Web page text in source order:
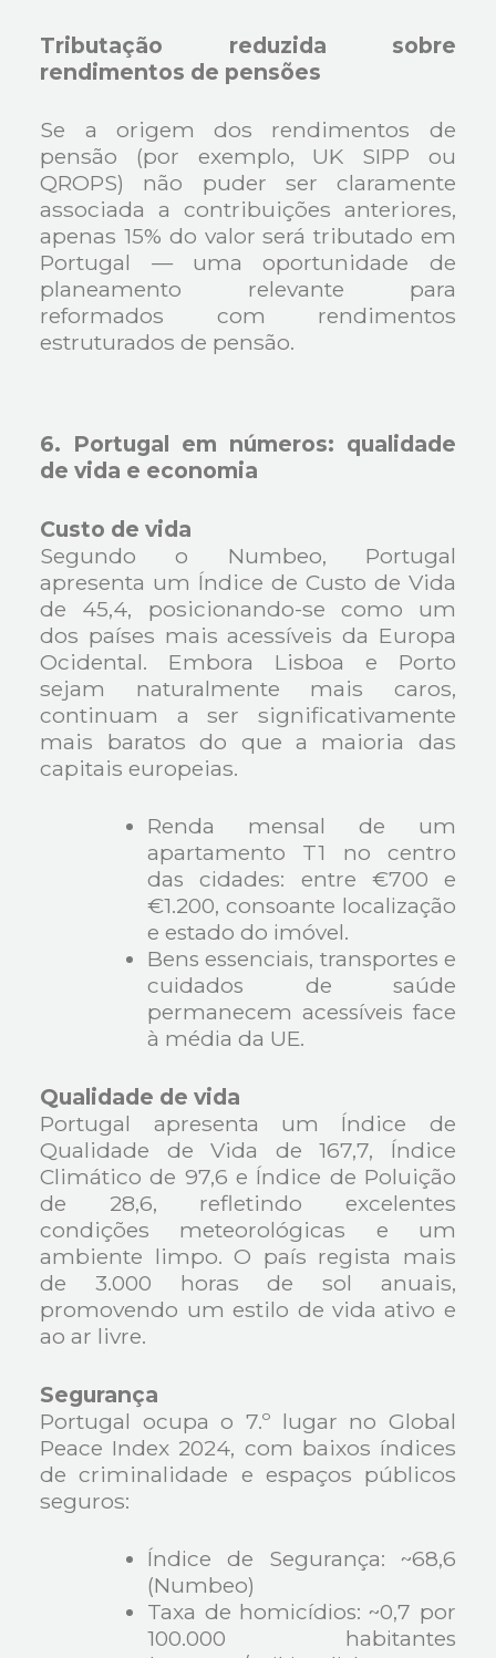
Tributação reduzida sobre
rendimentos de pensões
Se a origem dos rendimentos de
pensão (por exemplo, UK SIPP ou
QROPS) não puder ser claramente
associada a contribuições anteriores,
apenas 15% do valor será tributado em
Portugal — uma oportunidade de
planeamento relevante para
reformados com rendimentos
estruturados de pensão.
6. Portugal em números: qualidade
de vida e economia
Custo de vida
Segundo o Numbeo, Portugal
apresenta um Índice de Custo de Vida
de 45,4, posicionando-se como um
dos países mais acessíveis da Europa
Ocidental. Embora Lisboa e Porto
sejam naturalmente mais caros,
continuam a ser significativamente
mais baratos do que a maioria das
capitais europeias.
Renda mensal de um
apartamento T1 no centro
das cidades: entre €700 e
€1.200, consoante localização
e estado do imóvel.
Bens essenciais, transportes e
cuidados de saúde
permanecem acessíveis face
à média da UE.
Qualidade de vida
Portugal apresenta um Índice de
Qualidade de Vida de 167,7, Índice
Climático de 97,6 e Índice de Poluição
de 28,6, refletindo excelentes
condições meteorológicas e um
ambiente limpo. O país regista mais
de 3.000 horas de sol anuais,
promovendo um estilo de vida ativo e
ao ar livre.
Segurança
Portugal ocupa o 7.º lugar no Global
Peace Index 2024, com baixos índices
de criminalidade e espaços públicos
seguros:
Índice de Segurança: ~68,6
(Numbeo)
Taxa de homicídios: ~0,7 por
100.000 habitantes